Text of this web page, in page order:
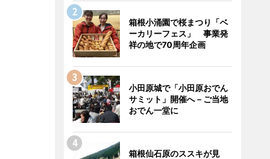
箱根小涌園で桜まつり「ベ
ーカリーフェス」 事業発
祥の地で70周年企画
小田原城で「小田原おでん
サミット」開催へ－ご当地
おでん一堂に
箱根仙石原のススキが見